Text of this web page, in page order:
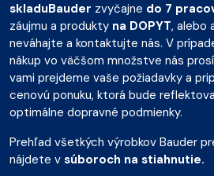
skladuBauder zvyčajne do 7
záujmu a produkty na DOPYT, alebo
neváhajte a kontaktujte nás. V
nákup vo väčšom množstve nás
vami prejdeme vaše požiadavky a
cenovú ponuku, ktorá bude
optimálne dopravné podmienky.
Prehľad všetkých výrobkov Bauder
nájdete v súboroch na stiahnutie.